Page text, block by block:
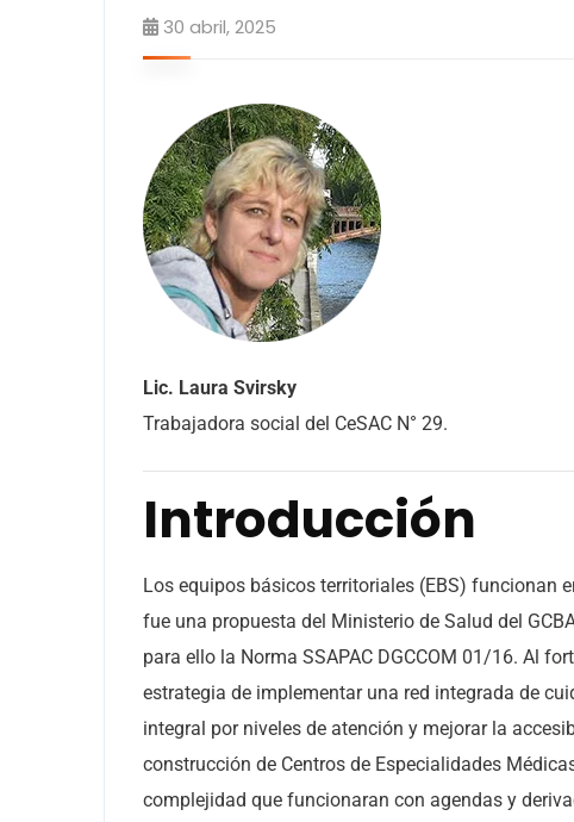
30 abril, 2025
Lic. Laura Svirsky
Trabajadora social del CeSAC N° 29.
Introducción
Los equipos básicos territoriales (EBS) funcionan
fue una propuesta del Ministerio de Salud del
para ello la Norma SSAPAC DGCCOM 01/16. Al
estrategia de implementar una red integrada de
integral por niveles de atención y mejorar la
construcción de Centros de Especialidades
complejidad que funcionaran con agendas y